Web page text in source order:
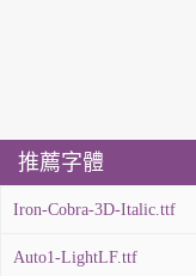
推薦字體
Iron-Cobra-3D-Italic.ttf
Auto1-LightLF.ttf